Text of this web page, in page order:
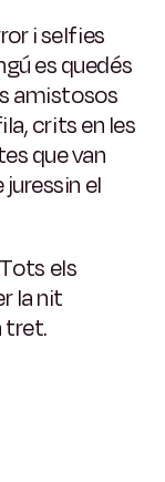
i selfies
es quedés
amistosos
crits en les
que van
el
els
la nit
tret.